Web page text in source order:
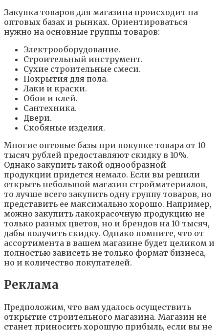
Закупка товаров для магазина происходит на
оптовых базах и рынках. Ориентироваться
нужно на основные группы товаров:
Электрооборудование.
Строительный инструмент.
Сухие строительные смеси.
Покрытия для пола.
Лаки и краски.
Обои и клей.
Сантехника.
Двери.
Скобяные изделия.
Многие оптовые базы при покупке товара от 10
тысяч рублей предоставляют скидку в 10%.
Однако закупить такой однообразной
продукции придется немало. Если вы решили
открыть небольшой магазин стройматериалов,
то лучше всего закупить одну группу товаров, но
представить ее максимально хорошо. Например,
можно закупить лакокрасочную продукцию не
только разных цветов, но и брендов на 10 тысяч,
дабы получить скидку. Однако помните, что от
ассортимента в вашем магазине будет целиком и
полностью зависеть не только формат бизнеса,
но и количество покупателей.
Реклама
Предположим, что вам удалось осуществить
открытие строительного магазина. Магазин не
станет приносить хорошую прибыль, если вы не